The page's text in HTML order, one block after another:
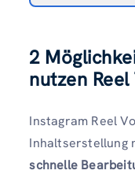
2
nutzen
Instagram Reel
Inhaltserstellung
schnelle